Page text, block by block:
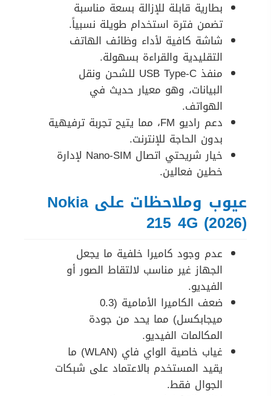
بطارية قابلة للإزالة بسعة مناسبة
تضمن فترة استخدام طويلة نسبياً.
شاشة كافية لأداء وظائف الهاتف
التقليدية والقراءة بسهولة.
منفذ USB Type-C للشحن ونقل
البيانات، وهو معيار حديث في
الهواتف.
دعم راديو FM، مما يتيح تجربة ترفيهية
بدون الحاجة للإنترنت.
خيار شريحتي اتصال Nano-SIM لإدارة
خطين فعالين.
عيوب وملاحظات على Nokia
215 4G (2026)
عدم وجود كاميرا خلفية ما يجعل
الجهاز غير مناسب لالتقاط الصور أو
الفيديو.
ضعف الكاميرا الأمامية (0.3
ميجابكسل) مما يحد من جودة
المكالمات الفيديو.
غياب خاصية الواي فاي (WLAN) ما
يقيد المستخدم بالاعتماد على شبكات
الجوال فقط.